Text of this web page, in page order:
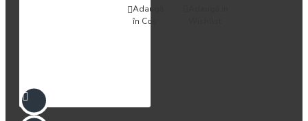
Adaugă
în Coş